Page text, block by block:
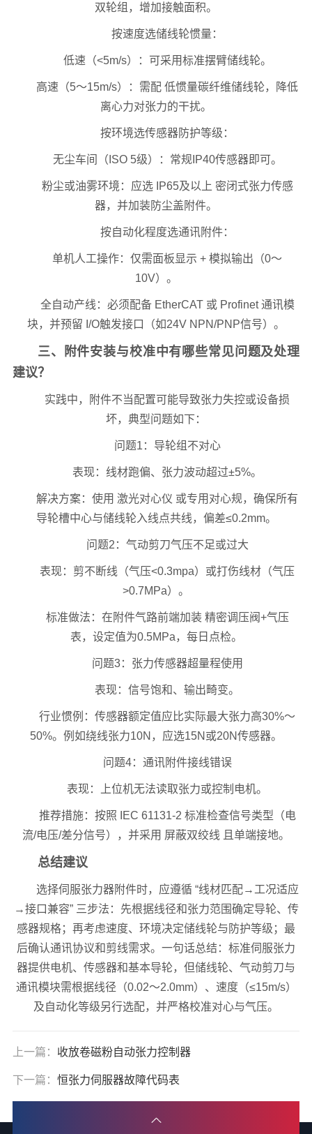
双轮组，增加接触面积。
按速度选储线轮惯量：
低速（<5m/s）：可采用标准摆臂储线轮。
高速（5～15m/s）：需配 低惯量碳纤维储线轮，降低
离心力对张力的干扰。
按环境选传感器防护等级：
无尘车间（ISO 5级）：常规IP40传感器即可。
粉尘或油雾环境：应选 IP65及以上 密闭式张力传感
器，并加装防尘盖附件。
按自动化程度选通讯附件：
单机人工操作：仅需面板显示 + 模拟输出（0～
10V）。
全自动产线：必须配备 EtherCAT 或 Profinet 通讯模
块，并预留 I/O触发接口（如24V NPN/PNP信号）。
三、附件安装与校准中有哪些常见问题及处理
建议？
实践中，附件不当配置可能导致张力失控或设备损
坏，典型问题如下：
问题1：导轮组不对心
表现：线材跑偏、张力波动超过±5%。
解决方案：使用 激光对心仪 或专用对心规，确保所有
导轮槽中心与储线轮入线点共线，偏差≤0.2mm。
问题2：气动剪刀气压不足或过大
表现：剪不断线（气压<0.3mpa）或打伤线材（气压
>0.7MPa）。
标准做法：在附件气路前端加装 精密调压阀+气压
表，设定值为0.5MPa，每日点检。
问题3：张力传感器超量程使用
表现：信号饱和、输出畸变。
行业惯例：传感器额定值应比实际最大张力高30%～
50%。例如绕线张力10N，应选15N或20N传感器。
问题4：通讯附件接线错误
表现：上位机无法读取张力或控制电机。
推荐措施：按照 IEC 61131-2 标准检查信号类型（电
流/电压/差分信号），并采用 屏蔽双绞线 且单端接地。
总结建议
选择伺服张力器附件时，应遵循 “线材匹配→工况适应
→接口兼容” 三步法：先根据线径和张力范围确定导轮、传
感器规格；再考虑速度、环境决定储线轮与防护等级；最
后确认通讯协议和剪线需求。一句话总结：标准伺服张力
器提供电机、传感器和基本导轮，但储线轮、气动剪刀与
通讯模块需根据线径（0.02～2.0mm）、速度（≤15m/s）
及自动化等级另行选配，并严格校准对心与气压。
上一篇： 收放卷磁粉自动张力控制器
下一篇： 恒张力伺服器故障代码表